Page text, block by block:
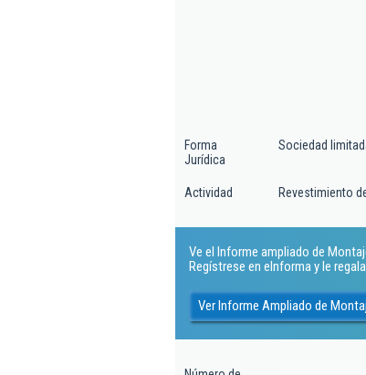
Forma
Jurídica
Sociedad
Actividad Revestimiento
Ve el Informe ampliado de
Regístrese en eInforma y le
Ver Informe Ampliado de